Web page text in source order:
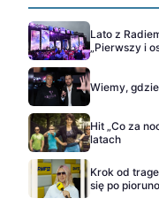
Lato z
„Pierwszy i
Wiemy,
Hit „Co za
latach
Krok od
się po